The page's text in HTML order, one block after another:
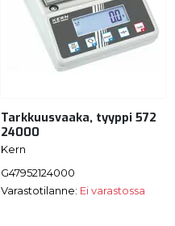
Tarkkuusvaaka, tyyppi 572
24000
Kern
G47952124000
Varastotilanne: Ei varastossa